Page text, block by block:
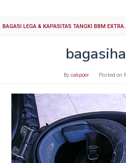
BAGASI LEGA & KAPASITAS TANGKI BBM
By cakpoer Posted on